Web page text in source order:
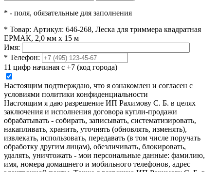
* - поля, обязательные для заполнения
* Товар: Артикул: 646-268, Леска для триммера квадратная
ЕРМАК, 2,0 мм х 15 м
Имя:
* Телефон:
11 цифр начиная с +7 (код города)
Настоящим подтверждаю, что я ознакомлен и согласен с
условиями политики конфиденциальности
Настоящим я даю разрешение ИП Рахимову С. Б. в целях
заключения и исполнения договора купли-продажи
обрабатывать - собирать, записывать, систематизировать,
накапливать, хранить, уточнять (обновлять, изменять),
извлекать, использовать, передавать (в том числе поручать
обработку другим лицам), обезличивать, блокировать,
удалять, уничтожать - мои персональные данные: фамилию,
имя, номера домашнего и мобильного телефонов, адрес